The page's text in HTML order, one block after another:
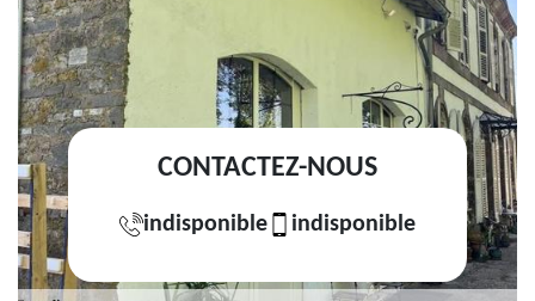
CONTACTEZ-NOUS
indisponible indisponible